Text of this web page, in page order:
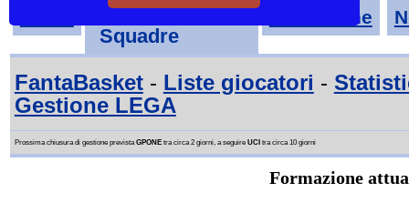
Tornei-
Squadre
Classifiche
FantaBasket- Liste giocatori -
Gestione LEGA
Prossima chiusura di gestione previstaGPONEtra circa 2 giorni, a seguire UCI tra circa 10 giorni
Formazione